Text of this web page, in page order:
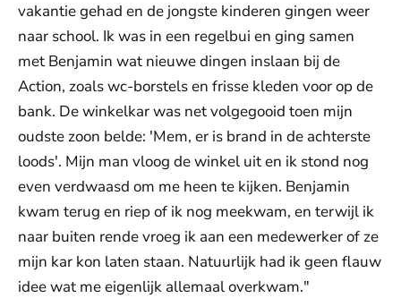
vakantie gehad en de jongste kinderen gingen weer
naar school. Ik was in een regelbui en ging samen
met Benjamin wat nieuwe dingen inslaan bij de
Action, zoals wc-borstels en frisse kleden voor op de
bank. De winkelkar was net volgegooid toen mijn
oudste zoon belde: 'Mem, er is brand in de achterste
loods'. Mijn man vloog de winkel uit en ik stond nog
even verdwaasd om me heen te kijken. Benjamin
kwam terug en riep of ik nog meekwam, en terwijl ik
naar buiten rende vroeg ik aan een medewerker of ze
mijn kar kon laten staan. Natuurlijk had ik geen flauw
idee wat me eigenlijk allemaal overkwam."